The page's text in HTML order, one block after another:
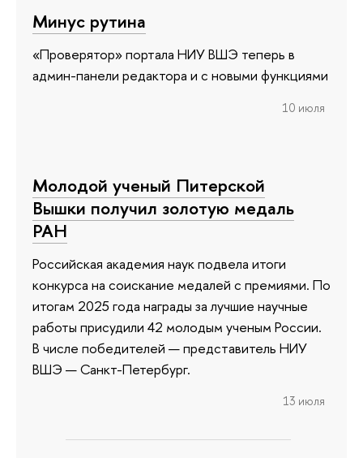
Минус рутина
«Проверятор» портала НИУ ВШЭ теперь в
админ-панели редактора и с новыми функциями
10 июля
Молодой ученый Питерской
Вышки получил золотую медаль
РАН
Российская академия наук подвела итоги
конкурса на соискание медалей с премиями. По
итогам 2025 года награды за лучшие научные
работы присудили 42 молодым ученым России.
В числе победителей — представитель НИУ
ВШЭ — Санкт-Петербург.
13 июля